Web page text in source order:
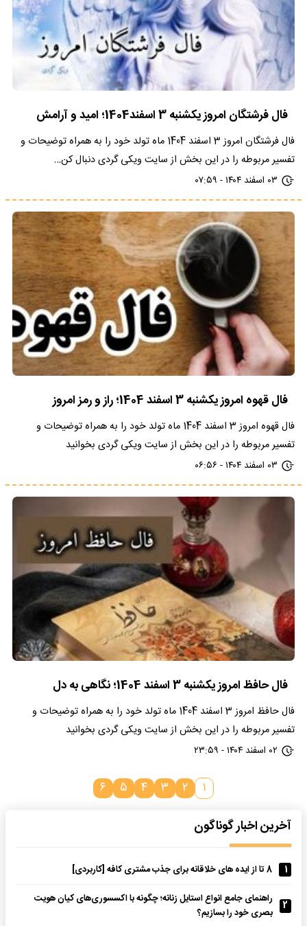
فال فرشتگان امروز یکشنبه 3 اسفند1404؛ امید و آرامش
فال فرشتگان امروز 3 اسفند 1404 ماه تولد خود را به همراه توضیحات و
تفسیر مربوطه را در این بخش از سایت ویکی گردی دنبال کن…
۰۳ اسفند ۱۴۰۴ - ۰۷:۵۹
فال قهوه امروز یکشنبه 3 اسفند 1404؛ راز و رمز امروز
فال قهوه امروز 3 اسفند 1404 ماه تولد خود را به همراه توضیحات و
تفسیر مربوطه را در این بخش از سایت ویکی گردی بخوانید
۰۳ اسفند ۱۴۰۴ - ۰۶:۵۶
فال حافظ امروز یکشنبه 3 اسفند 1404؛ نگاهی به دل
فال حافظ امروز 3 اسفند 1404 ماه تولد خود را به همراه توضیحات و
تفسیر مربوطه را در این بخش از سایت ویکی گردی بخوانید
۰۲ اسفند ۱۴۰۴ - ۲۳:۵۹
۱ ۲ ۳ ۴ ۵
۶
آخرین اخبار گوناگون
1 8 تا از ایده های خلاقانه برای جذب مشتری کافه [کاربردی]
2
راهنمای جامع انواع استایل زنانه؛ چگونه با اکسسوری‌های کیان هویت
بصری خود را بسازیم؟